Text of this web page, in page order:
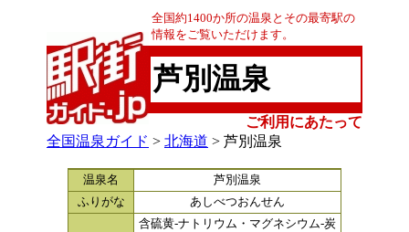
全国約1400か所の温泉とその最寄駅の
情報をご覧いただけます。
芦別温泉
ご利用にあたって
全国温泉ガイド > 北海道 > 芦別温泉
温泉名
芦別温泉
ふりがな
あしべつおんせん
含硫黄‐ナトリウム・マグネシウム‐炭